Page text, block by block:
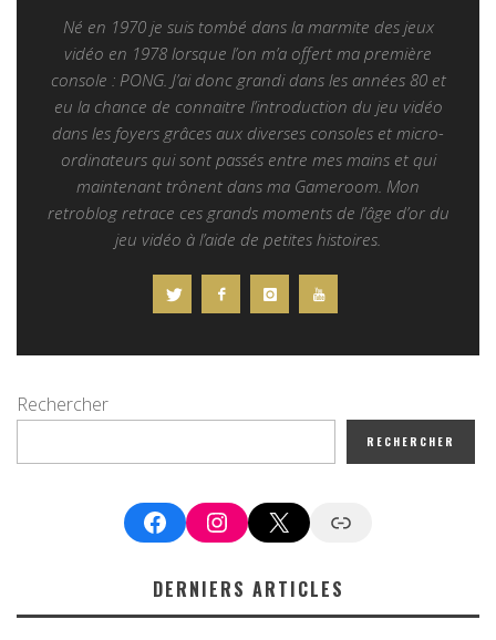
Né en 1970 je suis tombé dans la marmite des jeux
vidéo en 1978 lorsque l’on m’a offert ma première
console : PONG. J’ai donc grandi dans les années 80 et
eu la chance de connaitre l’introduction du jeu vidéo
dans les foyers grâces aux diverses consoles et micro-
ordinateurs qui sont passés entre mes mains et qui
maintenant trônent dans ma Gameroom. Mon
retroblog retrace ces grands moments de l’âge d’or du
jeu vidéo à l’aide de petites histoires.
Rechercher
RECHERCHER
FacebookInstagram
X Google News
DERNIERS ARTICLES